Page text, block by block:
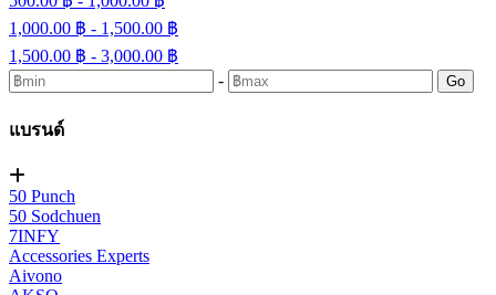
1,000.00 ฿ - 1,500.00 ฿
1,500.00 ฿ - 3,000.00 ฿
-
Go
แบรนด์
50 Punch
50 Sodchuen
7INFY
Accessories Experts
Aivono